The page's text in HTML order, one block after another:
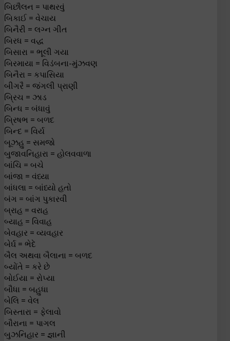
બિછૌલન = પાથરવું
બિકાઈ = વેચાય
બિનૈરી = લગ્ન ગીત
બિરધ = વદ્ધ
બિસારા = ભૂલી ગયા
બિરમાયા = વિડંબના-મુંઝવણ
બિનૈરા = કપાસિયા
બીગરૈ = જંગલી પ્રાણી
બ્રિચ = ઝાડ
બિન્ધ = બંધાવું
બ્રિષભ = બળદ
બિન્દ = વિર્ય
બૂઝહુ = સમજો
બુજાવનિહારા = હોલવવાળા
બાંચિ = બચે
બાંજા = વંધ્યા
બાંધલા = બાંધ્યો હતો
બંગ = બાંગ પુકારવી
બ્રાહ = વરાહ
બ્યાહ = વિવાહ
બેવહાર = વ્યવહાર
બેર્ઘ = ભેદે
બૈલ અથવા બૈલાના = બળદ
બ્યોંતે = કરે છે
બોઈયા = રોપ્યા
બૌધા = બહુધા
બેલિ = વેલ
બિસ્તારા = ફેલાવો
બૌરાના = પાગલ
બુઝનિહાર = જ્ઞાની